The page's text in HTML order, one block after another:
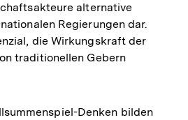
alternative
Regierungen dar.
die Wirkungskraft der
traditionellen Gebern
Denken bilden